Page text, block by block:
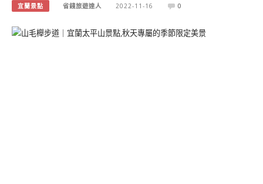
宜蘭景點 省錢旅遊達人 2022-11-16 0